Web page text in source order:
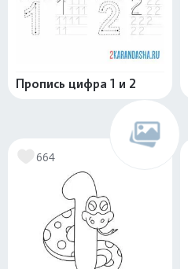
Пропись цифра 1 и 2
664